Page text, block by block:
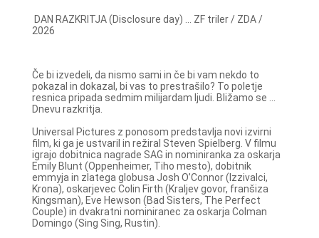
DAN RAZKRITJA (Disclosure day) ... ZF triler / ZDA /
2026
Če bi izvedeli, da nismo sami in če bi vam nekdo to
pokazal in dokazal, bi vas to prestrašilo? To poletje
resnica pripada sedmim milijardam ljudi. Bližamo se ...
Dnevu razkritja.
Universal Pictures z ponosom predstavlja novi izvirni
film, ki ga je ustvaril in režiral Steven Spielberg. V filmu
igrajo dobitnica nagrade SAG in nominiranka za oskarja
Emily Blunt (Oppenheimer, Tiho mesto), dobitnik
emmyja in zlatega globusa Josh O’Connor (Izzivalci,
Krona), oskarjevec Colin Firth (Kraljev govor, franšiza
Kingsman), Eve Hewson (Bad Sisters, The Perfect
Couple) in dvakratni nominiranec za oskarja Colman
Domingo (Sing Sing, Rustin).